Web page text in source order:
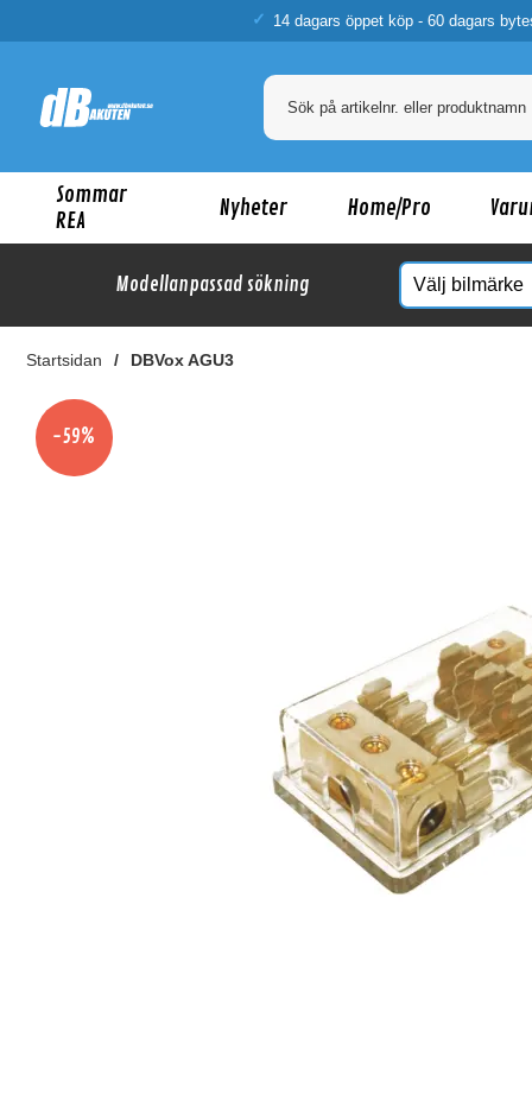
14 dagars öppet köp - 60 dagars
Sommar
REA
Nyheter Home/Pro
Modellanpassad sökning
Startsidan DBVox AGU3
Deaf Bonce Machete 20mm2 OFC (Svart)
-59%